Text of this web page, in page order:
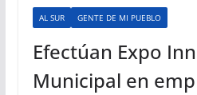
AL SUR GENTE DE MI PUEBLO
Efectúan Expo
Municipal en